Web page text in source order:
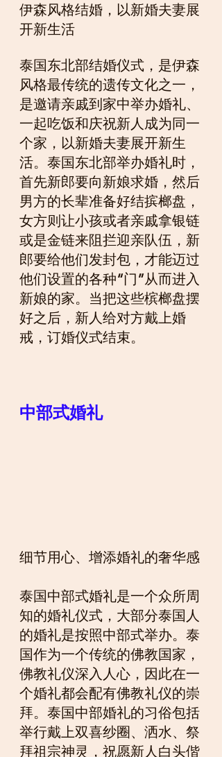
伊森风格结婚，以新婚夫妻展
开新生活
泰国东北部结婚仪式，是伊森
风格最传统的遗传文化之一，
是邀请亲戚到家中举办婚礼、
一起吃饭和庆祝新人成为同一
个家，以新婚夫妻展开新生
活。泰国东北部举办婚礼时，
首先新郎要向新娘求婚，然后
男方的长辈准备好结摈榔盘，
女方则让小孩或者亲戚拿银链
或是金链来阻拦迎亲队伍，新
郎要给他们发封包，才能迈过
他们设置的各种“门”从而进入
新娘的家。当把这些槟榔盘摆
好之后，新人给对方戴上婚
戒，订婚仪式结束。
中部式婚礼
细节用心、增添婚礼的奢华感
泰国中部式婚礼是一个众所周
知的婚礼仪式，大部分泰国人
的婚礼是按照中部式举办。泰
国作为一个传统的佛教国家，
佛教礼仪深入人心，因此在一
个婚礼都会配有佛教礼仪的崇
拜。泰国中部婚礼的习俗包括
举行戴上双喜纱圈、洒水、祭
拜祖宗神灵，祝愿新人白头偕